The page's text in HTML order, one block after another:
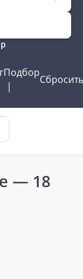
Подбор
Сбросить
— 18